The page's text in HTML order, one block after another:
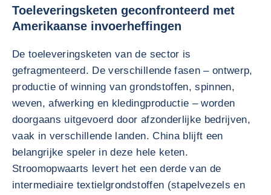
Toeleveringsketen geconfronteerd met
Amerikaanse invoerheffingen
De toeleveringsketen van de sector is
gefragmenteerd. De verschillende fasen – ontwerp,
productie of winning van grondstoffen, spinnen,
weven, afwerking en kledingproductie – worden
doorgaans uitgevoerd door afzonderlijke bedrijven,
vaak in verschillende landen. China blijft een
belangrijke speler in deze hele keten.
Stroomopwaarts levert het een derde van de
intermediaire textielgrondstoffen (stapelvezels en